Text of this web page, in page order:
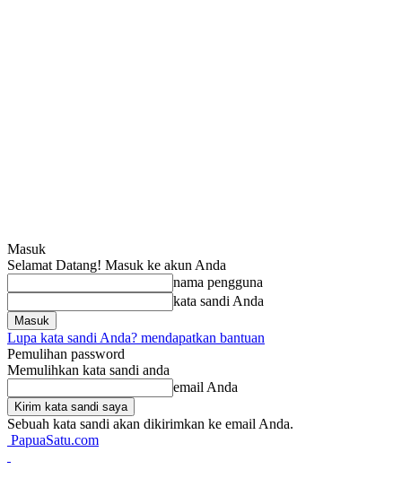
Masuk
Selamat Datang! Masuk ke akun Anda
nama pengguna
kata sandi Anda
Lupa kata sandi Anda? mendapatkan bantuan
Pemulihan password
Memulihkan kata sandi anda
email Anda
Sebuah kata sandi akan dikirimkan ke email Anda.
PapuaSatu.com